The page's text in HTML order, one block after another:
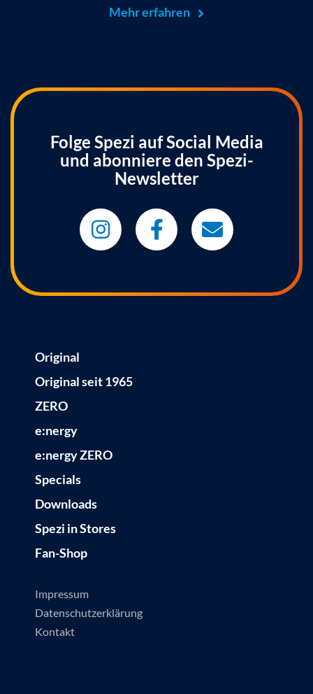
Folge Spezi auf Social Media
und abonniere den Spezi-
Newsletter
Mehr erfahren
Original
Original seit 1965
ZERO
e:nergy
e:nergy ZERO
Specials
Downloads
Spezi in Stores
Fan-Shop
Impressum
Datenschutzerklärung
Kontakt